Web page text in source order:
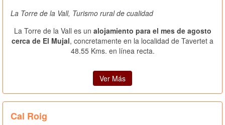
La Torre de la Vall, Turismo rural de cualidad
La Torre de la Vall es un alojamiento para el mes de agosto
cerca de El Mujal, concretamente en la localidad de Tavertet a
48.55 Kms. en línea recta.
Ver Más
Cal Roig